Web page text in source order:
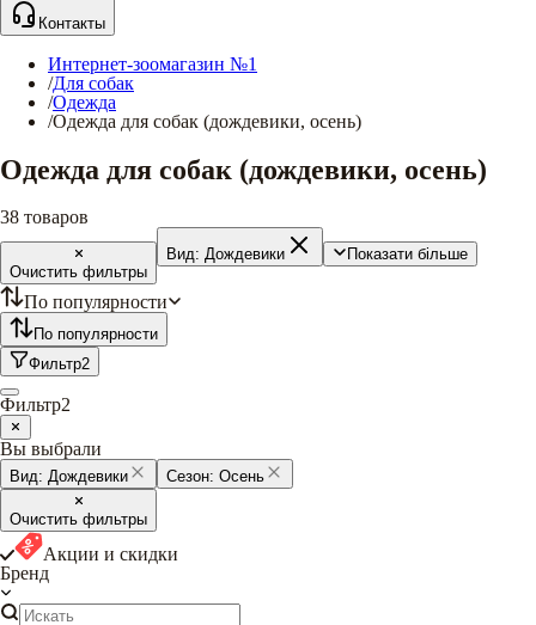
Контакты
Интернет-зоомагазин №1
/Для собак
/Одежда
/Одежда для собак (дождевики, осень)
Одежда для собак (дождевики, осень)
38 товаров
Очистить фильтры
Вид: Дождевики Показати більше
По популярности
По популярности
Фильтр2
Фильтр2
Вы выбрали
Вид: Дождевики Сезон: Осень
Очистить фильтры
Акции и скидки
Бренд